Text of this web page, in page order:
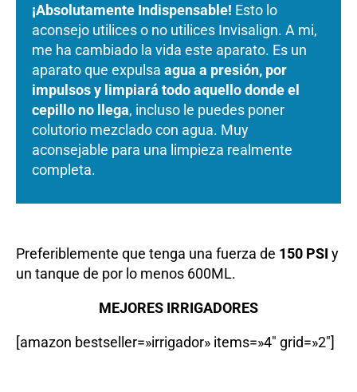
¡Absolutamente Indispensable! Esto lo
aconsejo utilices o no utilices Invisalign. A mi,
me ha cambiado la vida este aparato. Es un
aparato que expulsa agua a presión, por
impulsos y limpiará todo aquello donde el
cepillo no llega, incluso le puedes poner
colutorio mezclado con agua. Muy
aconsejable para una limpieza realmente
completa.
Preferiblemente que tenga una fuerza de 150 PSI y
un tanque de por lo menos 600ML.
MEJORES IRRIGADORES
[amazon bestseller=»irrigador» items=»4″ grid=»2″]